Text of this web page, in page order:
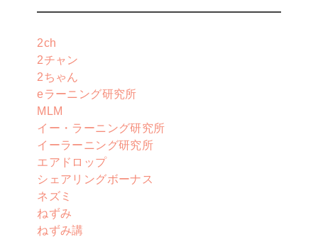
2ch
2チャン
2ちゃん
eラーニング研究所
MLM
イー・ラーニング研究所
イーラーニング研究所
エアドロップ
シェアリングボーナス
ネズミ
ねずみ
ねずみ講